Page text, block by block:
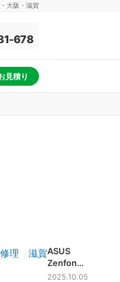
大阪・滋賀
678
見積り
ASUS
Zenfone8
Flip 画面
2025.10.05